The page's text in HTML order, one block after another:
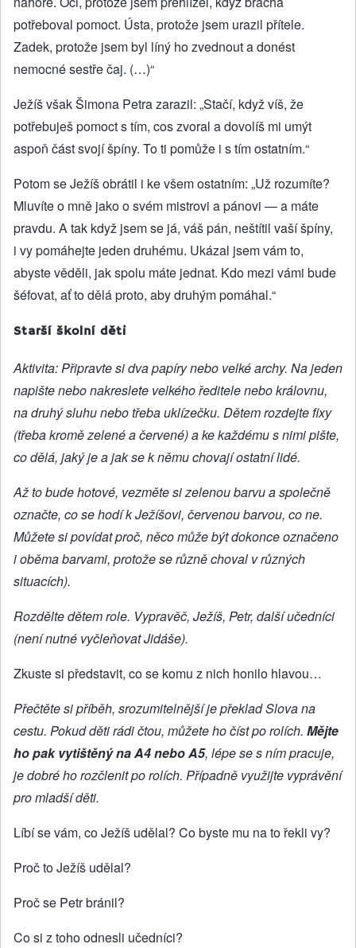
potřeboval pomoct. Ústa, protože jsem urazil přítele.
Zadek, protože jsem byl líný ho zvednout a donést
nemocné sestře čaj. (…)“
Ježíš však Šimona Petra zarazil: „Stačí, když víš, že
potřebuješ pomoct s tím, cos zvoral a dovolíš mi umýt
aspoň část svojí špíny. To ti pomůže i s tím ostatním.“
Potom se Ježíš obrátil i ke všem ostatním: „Už rozumíte?
Mluvíte o mně jako o svém mistrovi a pánovi — a máte
pravdu. A tak když jsem se já, váš pán, neštítil vaší špíny,
i vy pomáhejte jeden druhému. Ukázal jsem vám to,
abyste věděli, jak spolu máte jednat. Kdo mezi vámi bude
šéfovat, ať to dělá proto, aby druhým pomáhal.“
Starší školní děti
Aktivita: Připravte si dva papíry nebo velké archy. Na jeden
napište nebo nakreslete velkého ředitele nebo královnu,
na druhý sluhu nebo třeba uklízečku. Dětem rozdejte fixy
(třeba kromě zelené a červené) a ke každému s nimi pište,
co dělá, jaký je a jak se k němu chovají ostatní lidé.
Až to bude hotové, vezměte si zelenou barvu a společně
označte, co se hodí k Ježíšovi, červenou barvou, co ne.
Můžete si povídat proč, něco může být dokonce označeno
i oběma barvami, protože se různě choval v různých
situacích).
Rozdělte dětem role. Vypravěč, Ježíš, Petr, další učedníci
(není nutné vyčleňovat Jidáše).
Zkuste si představit, co se komu z nich honilo hlavou…
Přečtěte si příběh, srozumitelnější je překlad Slova na
cestu. Pokud děti rádi čtou, můžete ho číst po rolích. Mějte
ho pak vytištěný na A4 nebo A5, lépe se s ním pracuje,
je dobré ho rozčlenit po rolích. Případně využijte vyprávění
pro mladší děti.
Líbí se vám, co Ježíš udělal? Co byste mu na to řekli vy?
Proč to Ježíš udělal?
Proč se Petr bránil?
Co si z toho odnesli učedníci?